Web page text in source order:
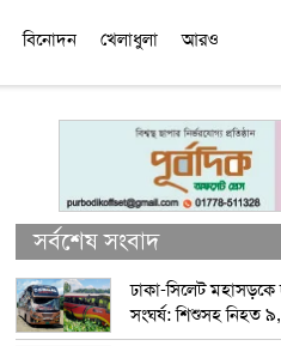
বিনোদন খেলাধুলা আরও
সর্বশেষ সংবাদ
ঢাকা-সিলেট
সংঘর্ষ: শিশুসহ নিহত